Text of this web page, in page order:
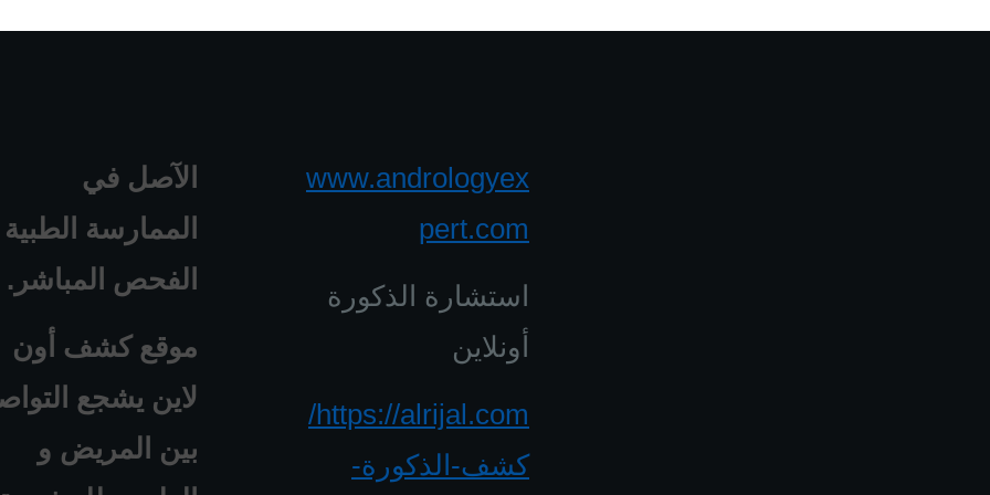
الآصل في
الممارسة
الفحص المباشر.
موقع كشف أون
لاين يشجع
بين المريض و
www.andrologyex
pert.com
استشارة الذكورة
أونلاين
https://alrijal.com/
كشف-الذكورة-